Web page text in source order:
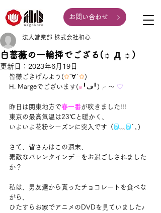
お問い合わせ
白薔薇の一輪挿でござる(☼ Д ☼)
法人営業部 株式会社和心
更新日： 2023年6月19日
皆様ごきげんよう(✿´∀`✿)
H. Margeでございます(๑ ╹ڡ╹)╭ ～ ♡
昨日は関東地方で春一番が吹きました!!!
東京の最高気温は23℃と暖かく、
いよいよ花粉シーズンに突入です（இ﹏ இ`｡)
さて、皆さんはこの週末、
素敵なバレンタインデーをお過ごしされました
か？
私は、男友達から貰ったチョコレートを食べな
がら、
ひたすらお家でアニメのDVDを見ていました♪